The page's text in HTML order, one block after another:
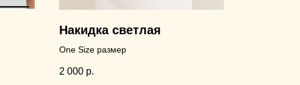
Накидка светлая
One Size размер
2 000 р.